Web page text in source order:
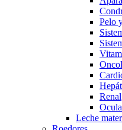
Pelo
Renal
Leche